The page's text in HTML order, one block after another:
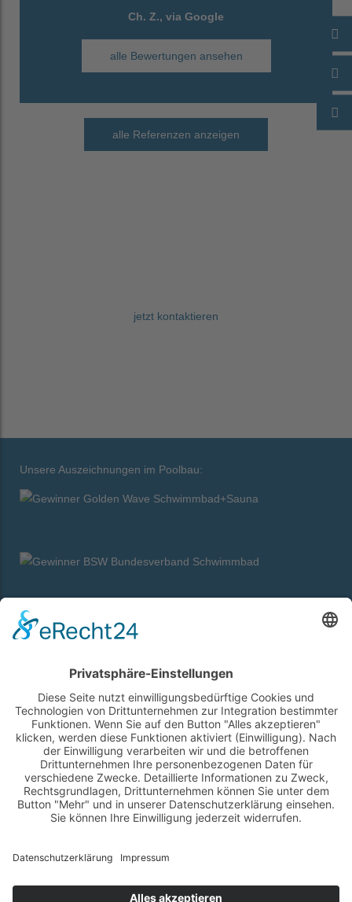
Ch. Z., via Google
alle Bewertungen ansehen
alle Referenzen anzeigen
jetzt kontaktieren
Unsere Auszeichnungen im Poolbau:
Über uns
Oft gestellte Fragen
Poolbecken-Arten
Referenzen
News / Blog
Kontakt / Anfahrt
Maybachstraße 19
84137 Vilsbiburg